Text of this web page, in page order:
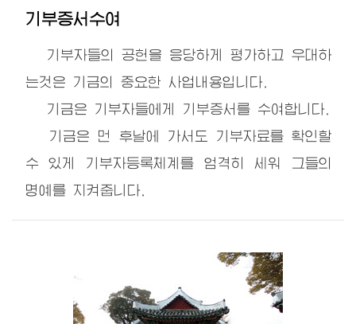
기부증서수여
기부자들의 공헌을 응당하게 평가하고 우대하
는것은 기금의 중요한 사업내용입니다.
기금은 기부자들에게 기부증서를 수여합니다.
기금은 먼 후날에 가서도 기부자료를 확인할
수 있게 기부자등록체계를 엄격히 세워 그들의
명예를 지켜줍니다.